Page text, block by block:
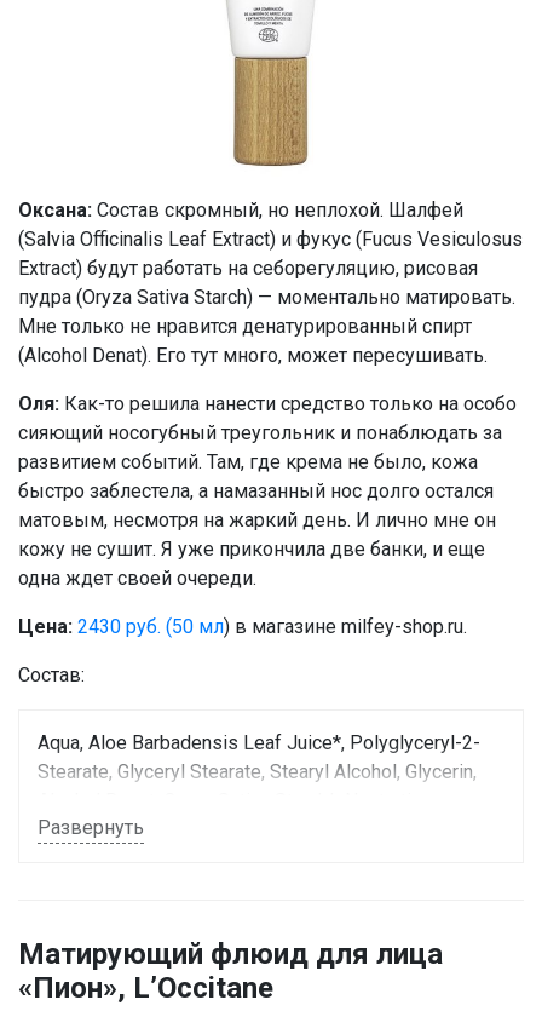
Оксана: Состав скромный, но неплохой. Шалфей
(Salvia Officinalis Leaf Extract) и фукус (Fucus Vesiculosus
Extract) будут работать на себорегуляцию, рисовая
пудра (Oryza Sativa Starch) — моментально матировать.
Мне только не нравится денатурированный спирт
(Alcohol Denat). Его тут много, может пересушивать.
Оля: Как-то решила нанести средство только на особо
сияющий носогубный треугольник и понаблюдать за
развитием событий. Там, где крема не было, кожа
быстро заблестела, а намазанный нос долго остался
матовым, несмотря на жаркий день. И лично мне он
кожу не сушит. Я уже прикончила две банки, и еще
одна ждет своей очереди.
Цена: 2430 руб. (50 мл) в магазине milfey-shop.ru.
Состав:
Aqua, Aloe Barbadensis Leaf Juice*, Polyglyceryl-2-
Stearate, Glyceryl Stearate, Stearyl Alcohol, Glycerin,
Officinale Extract, Arctium Majus Root Extract, Salvia
Citric, Benzyl Alcohol, Xanthan Gum, Potassium
Sorbate, Sodium Benzoate, Parfum, Limonene, Acetate
Linalyle, Linalol, Geraniol.
Развернуть
Матирующий флюид для лица
«Пион», L’Occitane